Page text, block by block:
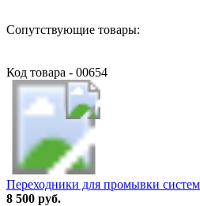
Сопутствующие товары:
Код товара - 00654
Переходники для промывки
8 500 руб.